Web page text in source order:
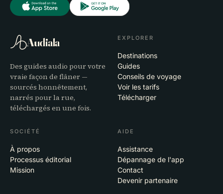
Audiala
Des guides audio pour votre
vraie façon de flâner —
sourcés honnêtement,
narrés pour la rue,
téléchargés en une fois.
EXPLORER
Destinations
Guides
Conseils de voyage
Voir les tarifs
Télécharger
SOCIÉTÉ
À propos
Processus éditorial
Mission
AIDE
Assistance
Dépannage de l'app
Contact
Devenir partenaire